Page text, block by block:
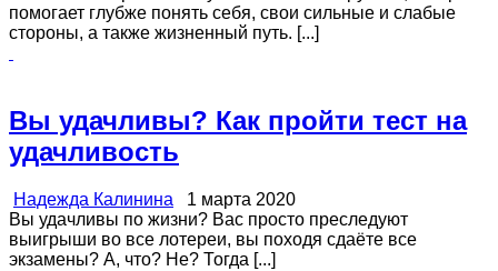
помогает глубже понять себя, свои сильные и слабые
стороны, а также жизненный путь. [...]
Вы удачливы? Как пройти тест на
удачливость
Надежда Калинина 1 марта 2020
Вы удачливы по жизни? Вас просто преследуют
выигрыши во все лотереи, вы походя сдаёте все
экзамены? А, что? Не? Тогда [...]